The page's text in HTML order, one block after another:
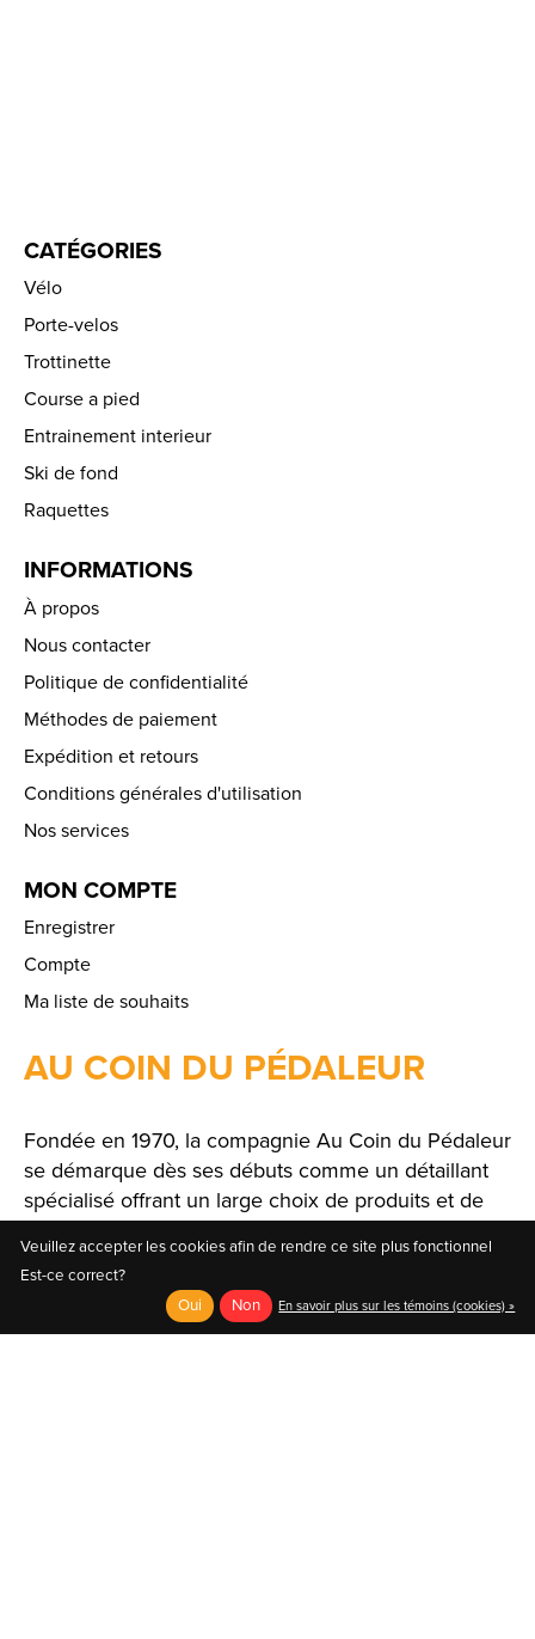
CATÉGORIES
Vélo
Porte-velos
Trottinette
Course a pied
Entrainement interieur
Ski de fond
Raquettes
INFORMATIONS
À propos
Nous contacter
Politique de confidentialité
Méthodes de paiement
Expédition et retours
Conditions générales d'utilisation
Nos services
MON COMPTE
Enregistrer
Compte
Ma liste de souhaits
AU COIN DU PÉDALEUR
Fondée en 1970, la compagnie Au Coin du Pédaleur
se démarque dès ses débuts comme un détaillant
spécialisé offrant un large choix de produits et de
solutions.
Veuillez accepter les cookies afin de rendre ce site plus fonctionnel
Est-ce correct?
Oui
Non En savoir plus sur les témoins (cookies) »